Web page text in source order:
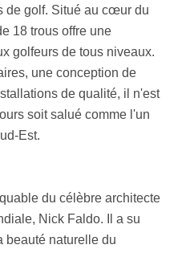
de golf. Situé au cœur du
18 trous offre une
golfeurs de tous niveaux.
une conception de
de qualité, il n'est
soit salué comme l'un
Est.
du célèbre architecte
Nick Faldo. Il a su
beauté naturelle du